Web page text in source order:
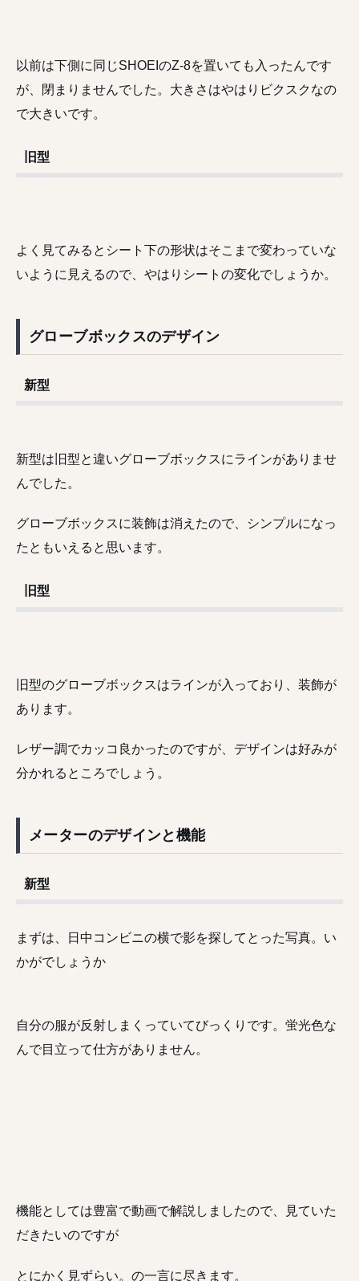
以前は下側に同じSHOEIのZ-8を置いても入ったんです
が、閉まりませんでした。大きさはやはりビクスクなの
で大きいです。
旧型
よく見てみるとシート下の形状はそこまで変わっていな
いように見えるので、やはりシートの変化でしょうか。
グローブボックスのデザイン
新型
新型は旧型と違いグローブボックスにラインがありませ
んでした。
グローブボックスに装飾は消えたので、シンプルになっ
たともいえると思います。
旧型
旧型のグローブボックスはラインが入っており、装飾が
あります。
レザー調でカッコ良かったのですが、デザインは好みが
分かれるところでしょう。
メーターのデザインと機能
新型
まずは、日中コンビニの横で影を探してとった写真。い
かがでしょうか
自分の服が反射しまくっていてびっくりです。蛍光色な
んで目立って仕方がありません。
機能としては豊富で動画で解説しましたので、見ていた
だきたいのですが
とにかく見ずらい。の一言に尽きます。